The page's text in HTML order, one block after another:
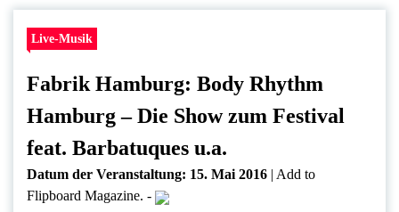
Live-Musik
Fabrik Hamburg: Body Rhythm
Hamburg – Die Show zum Festival
feat. Barbatuques u.a.
Datum der Veranstaltung: 15. Mai 2016 | Add to
Flipboard Magazine. -